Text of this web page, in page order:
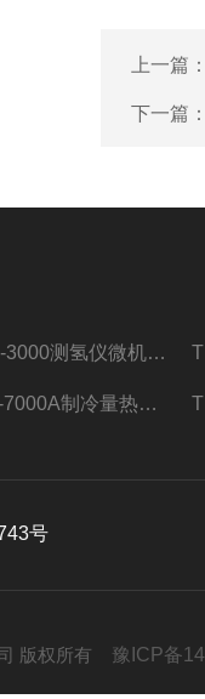
上一篇
下一篇
TKCH-3000测氢仪微机氢元素测定煤质检测
TKZD-7000A制冷量热仪自动升降热值仪煤质检测
号
版权所有 豫ICP备